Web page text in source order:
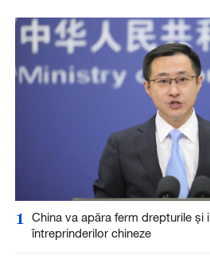
1
China va apăra ferm drepturile și
întreprinderilor chineze